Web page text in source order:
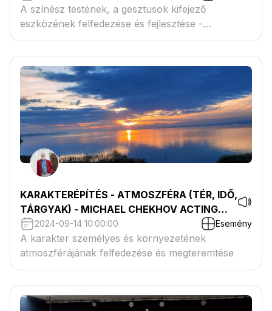
A színész testének, a gesztusok kifejező
eszközének felfedezése és fejlesztése -
karakteralkotás
KARAKTERÉPÍTÉS - ATMOSZFÉRA (TÉR, IDŐ,
TÁRGYAK) - MICHAEL CHEKHOV ACTING
TECHNIQUE® - 1. MODUL
2024-09-14 10:00:00 Esemény
A karakter személyes és környezetének
atmoszférájának felfedezése és megteremtése